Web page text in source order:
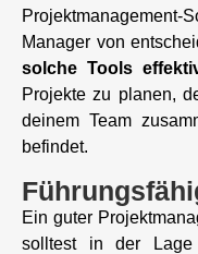
Projektmanagement-
Manager von
solche Tools
Projekte zu planen,
deinem Team
befindet.
Ein guter
solltest in der